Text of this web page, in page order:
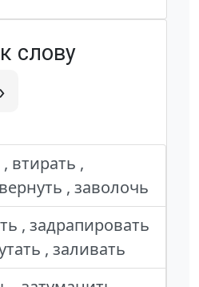
слову
втирать ,
, заволочь
, задрапировать
, заливать